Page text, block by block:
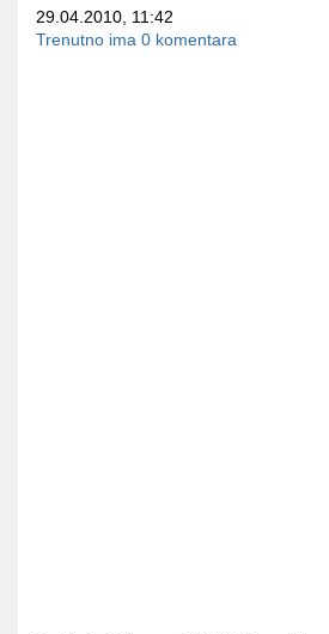
29.04.2010, 11:42
Trenutno ima 0 komentara